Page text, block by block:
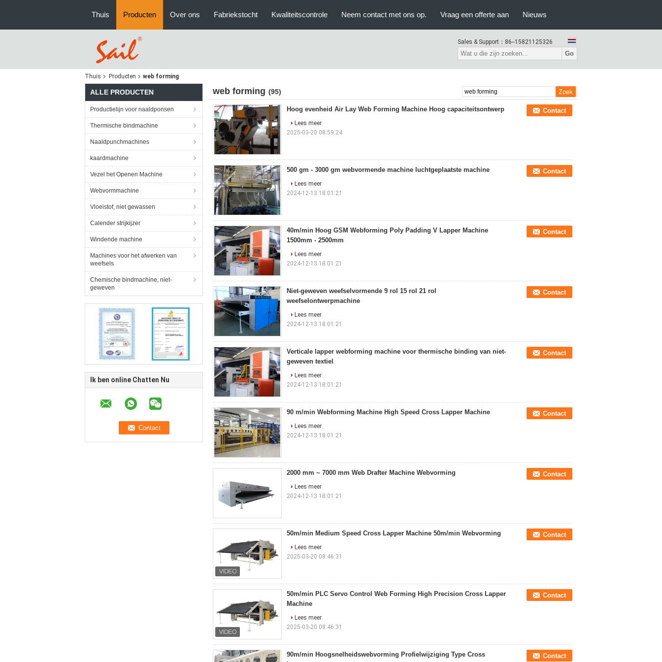
Thuis Producten Over ons Fabriekstocht Kwaliteitscontrole Neem contact met ons op. Vraag een offerte aan Nieuws
Sales & Support： 86--15821125326
Go
Thuis Producten web forming
ALLE PRODUCTEN
Productielijn voor naaldponsen
Thermische bindmachine
Naaldpunchmachines
kaardmachine
Vezel het Openen Machine
Webvormmachine
Vloeistof, niet gewassen
Calender strijkijzer
Windende machine
Machines voor het afwerken van
weefsels
Chemische bindmachine, niet-
geweven
Ik ben online Chatten Nu
web forming (95)
Hoog evenheid Air Lay Web Forming Machine Hoog capaciteitsontwerp Contact
Lees meer
2025-03-20 08:59:24
500 gm - 3000 gm webvormende machine luchtgeplaatste machine Contact
Lees meer
2024-12-13 18:01:21
40m/min Hoog GSM Webforming Poly Padding V Lapper Machine
1500mm - 2500mm
Contact
Lees meer
2024-12-13 18:01:21
Niet-geweven weefselvormende 9 rol 15 rol 21 rol
weefselontwerpmachine
Contact
Lees meer
2024-12-13 18:01:21
Verticale lapper webforming machine voor thermische binding van niet-
geweven textiel
Contact
Lees meer
2024-12-13 18:01:21
90 m/min Webforming Machine High Speed Cross Lapper Machine Contact
Lees meer
2024-12-13 18:01:21
2000 mm ~ 7000 mm Web Drafter Machine Webvorming Contact
Lees meer
2024-12-13 18:01:21
50m/min Medium Speed Cross Lapper Machine 50m/min Webvorming Contact
Lees meer
2025-03-20 08:46:31
50m/min PLC Servo Control Web Forming High Precision Cross Lapper
Machine
Contact
Lees meer
2025-03-20 08:46:31
90m/min Hoogsnelheidswebvorming Profielwijziging Type Cross
Contact